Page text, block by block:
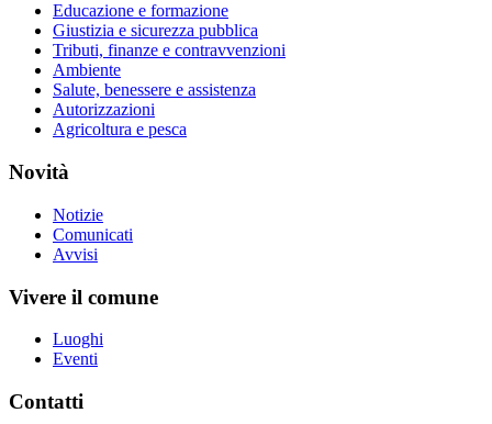
Educazione e formazione
Giustizia e sicurezza pubblica
Tributi, finanze e contravvenzioni
Ambiente
Salute, benessere e assistenza
Autorizzazioni
Agricoltura e pesca
Novità
Notizie
Comunicati
Avvisi
Vivere il comune
Luoghi
Eventi
Contatti